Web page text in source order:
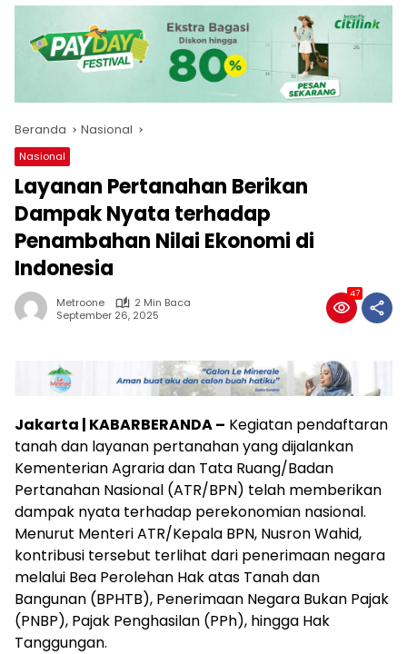
Beranda Nasional
Nasional
Layanan Pertanahan Berikan
Dampak Nyata terhadap
Penambahan Nilai Ekonomi di
Indonesia
Metroone
2 Min Baca
September 26, 2025
47
Jakarta | KABARBERANDA – Kegiatan pendaftaran
tanah dan layanan pertanahan yang dijalankan
Kementerian Agraria dan Tata Ruang/Badan
Pertanahan Nasional (ATR/BPN) telah memberikan
dampak nyata terhadap perekonomian nasional.
Menurut Menteri ATR/Kepala BPN, Nusron Wahid,
kontribusi tersebut terlihat dari penerimaan negara
melalui Bea Perolehan Hak atas Tanah dan
Bangunan (BPHTB), Penerimaan Negara Bukan Pajak
(PNBP), Pajak Penghasilan (PPh), hingga Hak
Tanggungan.